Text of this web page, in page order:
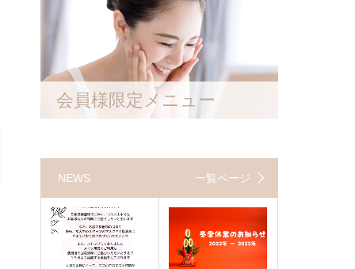
会員様限定メニュー
NEWS 一覧ページ